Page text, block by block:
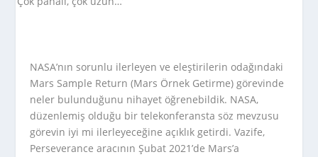
NASA’nın sorunlu ilerleyen ve eleştirilerin odağındaki
Mars Sample Return (Mars Örnek Getirme) görevinde
neler bulunduğunu nihayet öğrenebildik. NASA,
düzenlemiş olduğu bir telekonferansta söz mevzusu
görevin iyi mi ilerleyeceğine açıklık getirdi. Vazife,
Perseverance aracının Şubat 2021’de Mars’a